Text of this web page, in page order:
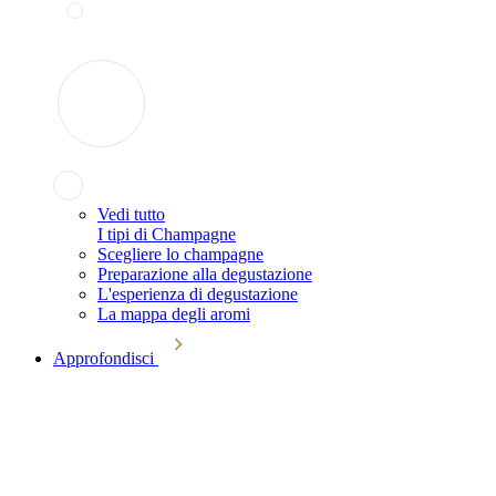
Vedi tutto
I tipi di Champagne
Scegliere lo champagne
Preparazione alla degustazione
L'esperienza di degustazione
La mappa degli aromi
Approfondisci